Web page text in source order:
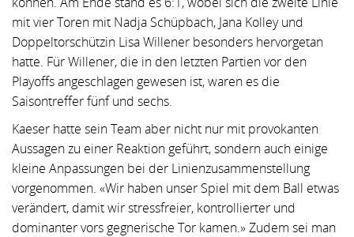
mit vier Toren mit Nadja Schüpbach, Jana Kolley und
Doppeltorschützin Lisa Willener besonders hervorgetan
hatte. Für Willener, die in den letzten Partien vor den
Playoffs angeschlagen gewesen ist, waren es die
Saisontreffer fünf und sechs.
Kaeser hatte sein Team aber nicht nur mit provokanten
Aussagen zu einer Reaktion geführt, sondern auch einige
kleine Anpassungen bei der Linienzusammenstellung
vorgenommen. «Wir haben unser Spiel mit dem Ball etwas
verändert, damit wir stressfreier, kontrollierter und
dominanter vors gegnerische Tor kamen.» Zudem sei man